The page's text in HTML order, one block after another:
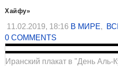
Хайфу»
11.02.2019, 18:16 В МИРЕ,
0 COMMENTS
Иранский плакат в "День Аль-